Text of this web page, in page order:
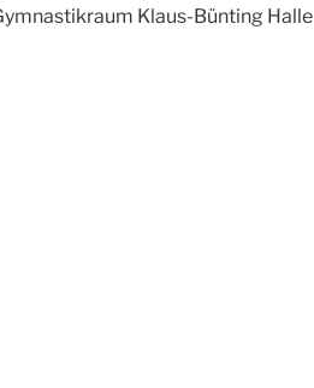
Klaus-Bünting Halle